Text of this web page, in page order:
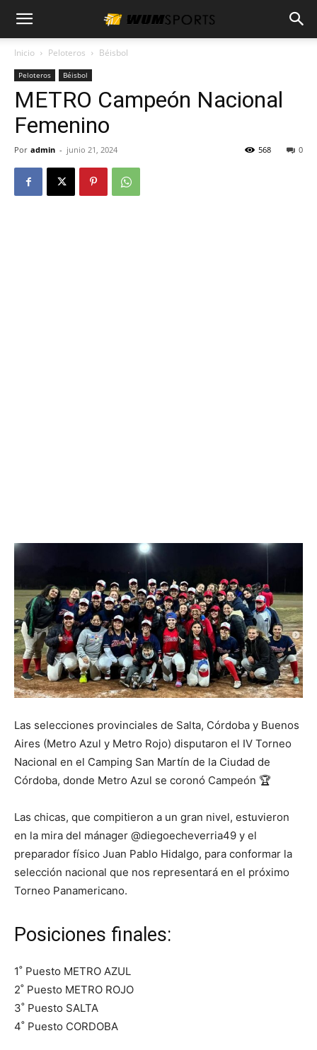
Inicio Peloteros Béisbol
Peloteros Béisbol
METRO Campeón Nacional
Femenino
Por admin - junio 21, 2024 0
568
Las selecciones provinciales de Salta, Córdoba y Buenos
Aires (Metro Azul y Metro Rojo) disputaron el IV Torneo
Nacional en el Camping San Martín de la Ciudad de
Córdoba, donde Metro Azul se coronó Campeón 🏆
Las chicas, que compitieron a un gran nivel, estuvieron
en la mira del mánager @diegoecheverria49 y el
preparador físico Juan Pablo Hidalgo, para conformar la
selección nacional que nos representará en el próximo
Torneo Panamericano.
Posiciones finales:
1˚ Puesto METRO AZUL
2˚ Puesto METRO ROJO
3˚ Puesto SALTA
4˚ Puesto CORDOBA